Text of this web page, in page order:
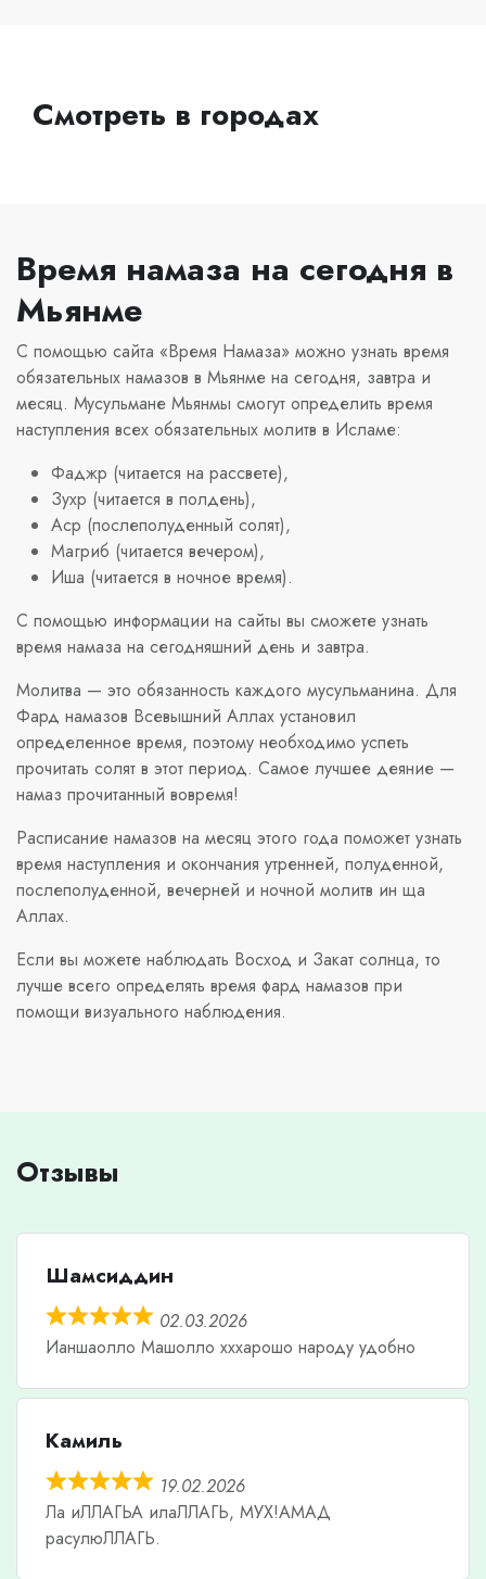
Смотреть в городах
Время намаза на сегодня в
Мьянме
С помощью сайта «Время Намаза» можно узнать время
обязательных намазов в Мьянме на сегодня, завтра и
месяц. Мусульмане Мьянмы смогут определить время
наступления всех обязательных молитв в Исламе:
Фаджр (читается на рассвете),
Зухр (читается в полдень),
Аср (послеполуденный солят),
Магриб (читается вечером),
Иша (читается в ночное время).
С помощью информации на сайты вы сможете узнать
время намаза на сегодняшний день и завтра.
Молитва — это обязанность каждого мусульманина. Для
Фард намазов Всевышний Аллах установил
определенное время, поэтому необходимо успеть
прочитать солят в этот период. Самое лучшее деяние —
намаз прочитанный вовремя!
Расписание намазов на месяц этого года поможет узнать
время наступления и окончания утренней, полуденной,
послеполуденной, вечерней и ночной молитв ин ща
Аллах.
Если вы можете наблюдать Восход и Закат солнца, то
лучше всего определять время фард намазов при
помощи визуального наблюдения.
Отзывы
Шамсиддин
02.03.2026
Ианшаолло Машолло хххарошо народу удобно
Камиль
19.02.2026
Ла иЛЛАГЬА илаЛЛАГЬ, МУХ!АМАД
расулюЛЛАГЬ.